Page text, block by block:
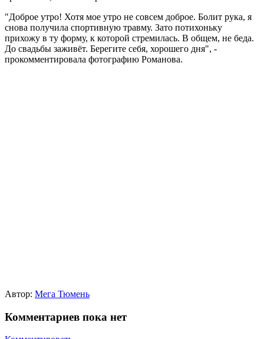
"Доброе утро! Хотя мое утро не совсем доброе. Болит рука, я
снова получила спортивную травму. Зато потихоньку
прихожу в ту форму, к которой стремилась. В общем, не беда.
До свадьбы заживёт. Берегите себя, хорошего дня", -
прокомментировала фотографию Романова.
Автор: Мега Тюмень
Комментариев пока нет